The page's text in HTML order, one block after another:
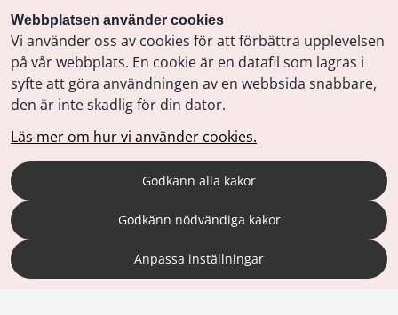
Webbplatsen använder cookies
Vi använder oss av cookies för att förbättra upplevelsen
på vår webbplats. En cookie är en datafil som lagras i
syfte att göra användningen av en webbsida snabbare,
den är inte skadlig för din dator.
Läs mer om hur vi använder cookies.
Godkänn alla kakor
Godkänn nödvändiga kakor
Anpassa inställningar